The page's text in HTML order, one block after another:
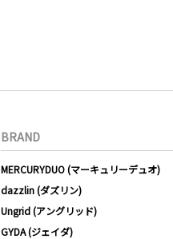
BRAND
MERCURYDUO (マーキュリーデュオ)
dazzlin (ダズリン)
Ungrid (アングリッド)
GYDA (ジェイダ)